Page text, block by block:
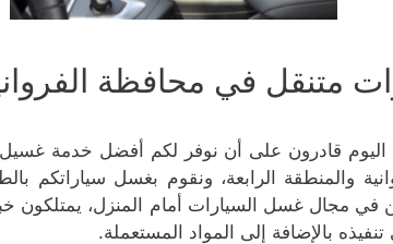
متنقل في محافظة
قادرون على أن نوفر لكم أفضل خدمة غسيل
والمنطقة الرابعة، ونقوم بغسل سياراتكم
في مجال غسل السيارات أمام المنزل، يمتلكون
بالإضافة إلى المواد المستعملة.